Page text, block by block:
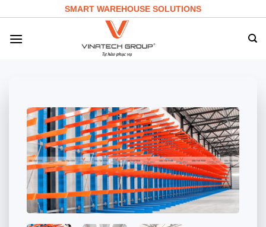
content
SMART WAREHOUSE SOLUTIONS